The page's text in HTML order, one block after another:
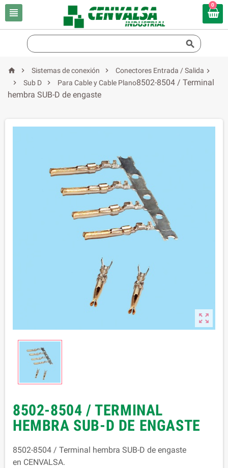

0

  Sistemas de conexión 
Conectores Entrada / Salida

Sub D  Para Cable y Cable Plano

8502-8504 / Terminal
hembra SUB-D de engaste

8502-8504 / TERMINAL
HEMBRA SUB-D DE ENGASTE
8502-8504 / Terminal hembra SUB-D de engaste
en CENVALSA.